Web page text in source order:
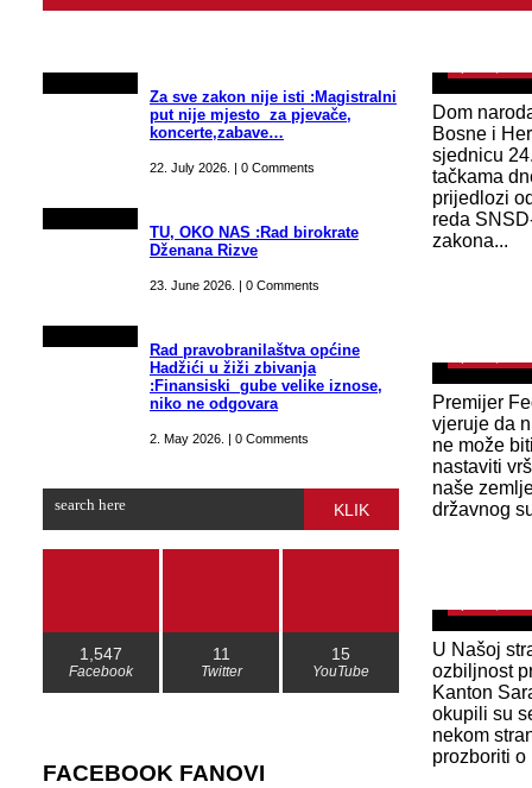
Za sve zakon nije isti :Magistralni
put nije mjesto za pjevače,
koncerte,zabave…
22. July 2026. | 0 Comments
TU, OKO NAS :Rad birokrate
Dženana Rizve
23. June 2026. | 0 Comments
Rad pravobranilaštva općine
Hadžići u žiži zbivanja
:Finansiski gube velike iznose,
niko ne odgovara
2. May 2026. | 0 Comments
KLIK
1,547
Facebook
11
Twitter
15
YouTube
FACEBOOK FANOVI
Dom
Bosne i
sjednicu
tačkama
prijedlozi
reda
zakona...
Premijer
vjeruje da
ne može
nastaviti
naše
državnog
NEMAJU
sa
U Našoj
ozbiljnost
Kanton
okupili su
nekom
prozboriti o